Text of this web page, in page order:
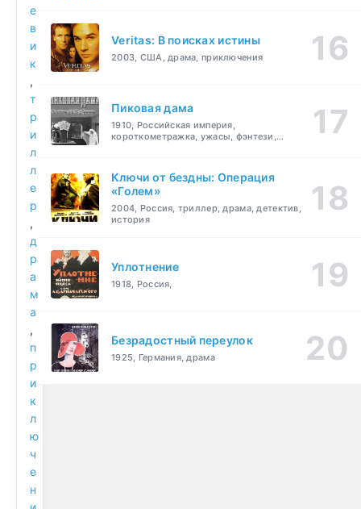
е
в
и
к
,
т
р
и
л
л
е
р
,
д
р
а
м
а
,
п
р
и
к
л
ю
ч
е
н
Veritas: В поисках истины
2003, США, драма, приключения
Пиковая дама
1910, Российская империя,
короткометражка, ужасы, фэнтези,
Ключи от бездны: Операция
«Голем»
2004, Россия, триллер, драма, детектив,
история
Уплотнение
1918, Россия,
Безрадостный переулок
1925, Германия, драма